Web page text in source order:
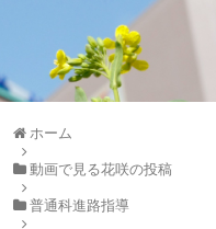
ホーム
動画で見る花咲の投稿
普通科進路指導